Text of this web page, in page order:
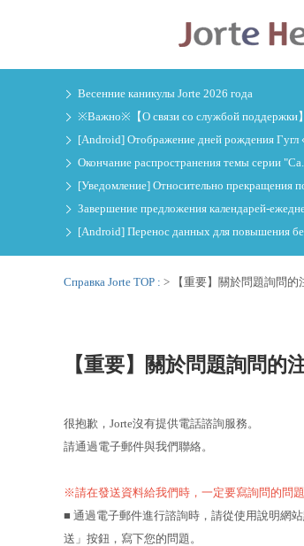
Весенние каникулы Jorte 2026 года
※Важно※【О связи со службой поддержки】
[Android] Отображение дней рождения Гугл
Окончание распространения темы серии
[Уведомление] Относительно прекращения
Завершение предложения календарей-
[Android] Перенос данных для повышения
Справка Jorte TOP : > 【重要】關於問題詢問的
【重要】關於問題詢問的
很抱歉，Jorte沒有提供電話諮詢服務。
請通過電子郵件與我們聯絡。
※請在發送資料給我們時，一定要寫詢問的問題
■ 通過電子郵件進行諮詢時，請從使用說明網
送」按鈕，寫下您的問題。